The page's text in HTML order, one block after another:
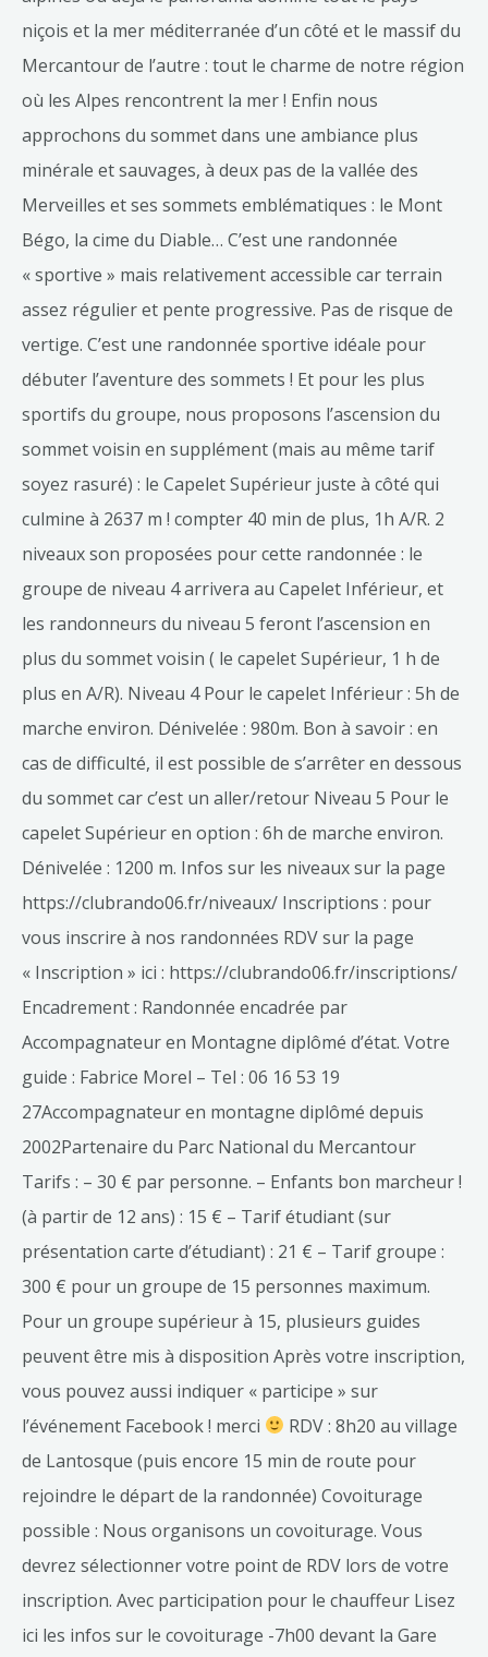
niçois et la mer méditerranée d’un côté et le massif du
Mercantour de l’autre : tout le charme de notre région
où les Alpes rencontrent la mer ! Enfin nous
approchons du sommet dans une ambiance plus
minérale et sauvages, à deux pas de la vallée des
Merveilles et ses sommets emblématiques : le Mont
Bégo, la cime du Diable… C’est une randonnée
« sportive » mais relativement accessible car terrain
assez régulier et pente progressive. Pas de risque de
vertige. C’est une randonnée sportive idéale pour
débuter l’aventure des sommets ! Et pour les plus
sportifs du groupe, nous proposons l’ascension du
sommet voisin en supplément (mais au même tarif
soyez rasuré) : le Capelet Supérieur juste à côté qui
culmine à 2637 m ! compter 40 min de plus, 1h A/R. 2
niveaux son proposées pour cette randonnée : le
groupe de niveau 4 arrivera au Capelet Inférieur, et
les randonneurs du niveau 5 feront l’ascension en
plus du sommet voisin ( le capelet Supérieur, 1 h de
plus en A/R). Niveau 4 Pour le capelet Inférieur : 5h de
marche environ. Dénivelée : 980m. Bon à savoir : en
cas de difficulté, il est possible de s’arrêter en dessous
du sommet car c’est un aller/retour Niveau 5 Pour le
capelet Supérieur en option : 6h de marche environ.
Dénivelée : 1200 m. Infos sur les niveaux sur la page
https://clubrando06.fr/niveaux/ Inscriptions : pour
vous inscrire à nos randonnées RDV sur la page
« Inscription » ici : https://clubrando06.fr/inscriptions/
Encadrement : Randonnée encadrée par
Accompagnateur en Montagne diplômé d’état. Votre
guide : Fabrice Morel – Tel : 06 16 53 19
27Accompagnateur en montagne diplômé depuis
2002Partenaire du Parc National du Mercantour
Tarifs : – 30 € par personne. – Enfants bon marcheur !
(à partir de 12 ans) : 15 € – Tarif étudiant (sur
présentation carte d’étudiant) : 21 € – Tarif groupe :
300 € pour un groupe de 15 personnes maximum.
Pour un groupe supérieur à 15, plusieurs guides
peuvent être mis à disposition Après votre inscription,
vous pouvez aussi indiquer « participe » sur
l’événement Facebook ! merci
RDV : 8h20 au village
de Lantosque (puis encore 15 min de route pour
rejoindre le départ de la randonnée) Covoiturage
possible : Nous organisons un covoiturage. Vous
devrez sélectionner votre point de RDV lors de votre
inscription. Avec participation pour le chauffeur Lisez
ici les infos sur le covoiturage -7h00 devant la Gare